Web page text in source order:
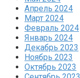
Апрель 2024
Март 2024
Февраль 2024
Январь 2024
Декабрь 2023
Ноябрь 2023
Октябрь 2023